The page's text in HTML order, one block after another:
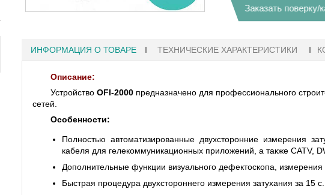
02.08.2021 18:41
TECHNOLOGIES СЕРИИ UXR
Прочитать
КАБЕЛЕЙ И АНТЕНН, 100 КГЦ ДО 8
(ГОСРЕЕСТР РФ)
Прочитать
Заказать поверку/
ИНФОРМАЦИЯ О ТОВАРЕ ТЕХНИЧЕСКИЕ ХАРАКТЕРИСТИКИ
Описание:
Устройство OFI-2000 предназначено для профессионального
сетей.
Особенности:
Полностью автоматизированные двухсторонние измерения
кабеля для гелекоммуникационных приложений, а также CATV,
Дополнительные функции визуального дефектоскопа, измерения
Быстрая процедура двухстороннего измерения затухания за 15